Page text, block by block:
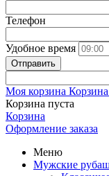
Телефон
Удобное время
Отправить
Моя корзина
Корзина пуста
Корзина
Оформление заказа
Меню
Мужские